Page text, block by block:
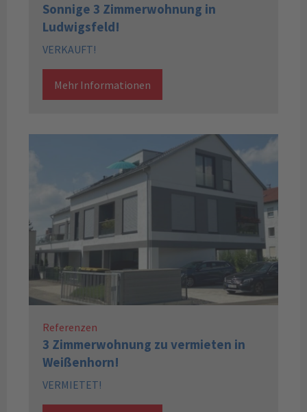
Sonnige 3 Zimmerwohnung in
Ludwigsfeld!
VERKAUFT!
Mehr Informationen
Referenzen
3 Zimmerwohnung zu vermieten in
Weißenhorn!
VERMIETET!